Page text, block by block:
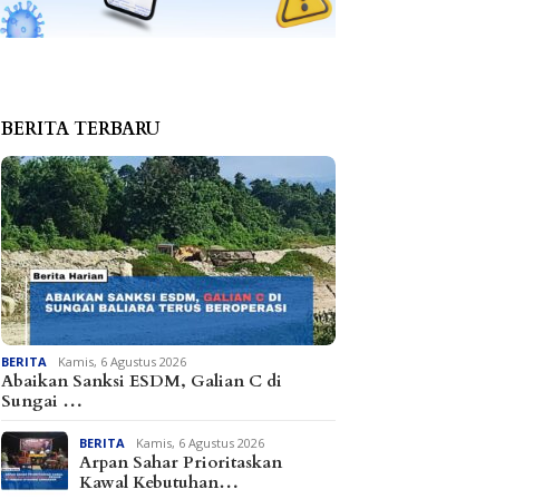
BERITA TERBARU
BERITA Kamis, 6 Agustus 2026
Abaikan Sanksi ESDM, Galian C di
Sungai …
BERITA Kamis, 6 Agustus 2026
Arpan Sahar Prioritaskan
Kawal Kebutuhan…